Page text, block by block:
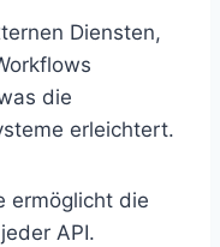
Diensten,
die
erleichtert.
ermöglicht die
API.